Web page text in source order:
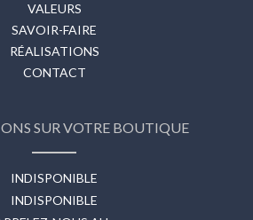
VALEURS
SAVOIR-FAIRE
RÉALISATIONS
CONTACT
SUR VOTRE BOUTIQUE
INDISPONIBLE
INDISPONIBLE